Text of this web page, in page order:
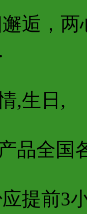
逅，
,生日,
品全国
提前3